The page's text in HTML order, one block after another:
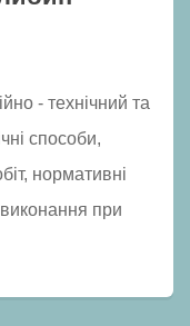
- технічний та
способи,
нормативні
виконання при